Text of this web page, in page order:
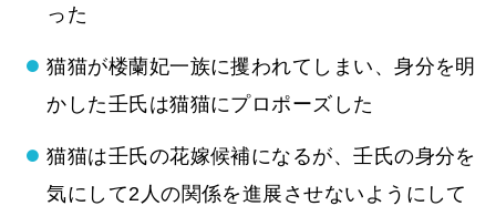
った
猫猫が楼蘭妃一族に攫われてしまい、身分を明
かした壬氏は猫猫にプロポーズした
猫猫は壬氏の花嫁候補になるが、壬氏の身分を
気にして2人の関係を進展させないようにして